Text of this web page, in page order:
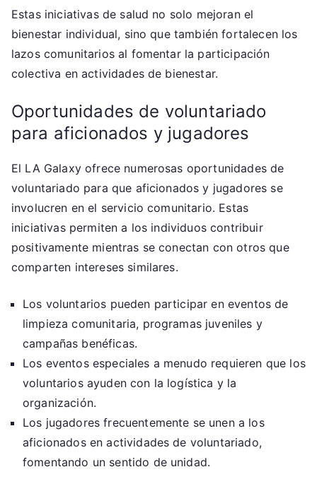
Estas iniciativas de salud no solo mejoran el
bienestar individual, sino que también fortalecen los
lazos comunitarios al fomentar la participación
colectiva en actividades de bienestar.
Oportunidades de voluntariado
para aficionados y jugadores
El LA Galaxy ofrece numerosas oportunidades de
voluntariado para que aficionados y jugadores se
involucren en el servicio comunitario. Estas
iniciativas permiten a los individuos contribuir
positivamente mientras se conectan con otros que
comparten intereses similares.
Los voluntarios pueden participar en eventos de
limpieza comunitaria, programas juveniles y
campañas benéficas.
Los eventos especiales a menudo requieren que los
voluntarios ayuden con la logística y la
organización.
Los jugadores frecuentemente se unen a los
aficionados en actividades de voluntariado,
fomentando un sentido de unidad.